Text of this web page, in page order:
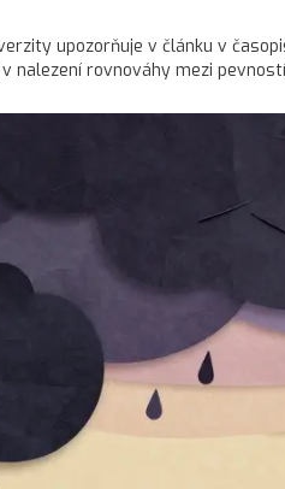
upozorňuje v článku v
nalezení rovnováhy mezi